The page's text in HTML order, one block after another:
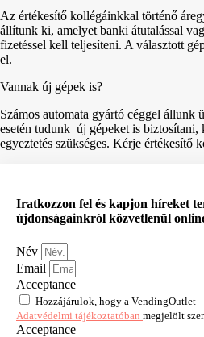
Az értékesítő kollégáinkkal történő
állítunk ki, amelyet banki átutalással
fizetéssel kell teljesíteni. A választott
el.
Vannak új gépek is?
Számos automata gyártó céggel állunk
esetén tudunk új gépeket is biztosítani,
egyeztetés szükséges. Kérje értékesítő
Iratkozzon fel és kapjon híreket
újdonságainkról közvetlenül
Név
Email
Acceptance
Hozzájárulok, hogy a VendingOutlet
Adatvédelmi tájékoztatóban megjelölt
Acceptance